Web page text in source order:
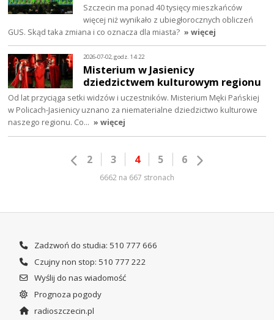
Szczecin ma ponad 40 tysięcy mieszkańców
więcej niż wynikało z ubiegłorocznych obliczeń
GUS. Skąd taka zmiana i co oznacza dla miasta? » więcej
2026-07-02, godz. 14:22
Misterium w Jasienicy
dziedzictwem kulturowym regionu
Od lat przyciąga setki widzów i uczestników. Misterium Męki Pańskiej
w Policach-Jasienicy uznano za niematerialne dziedzictwo kulturowe
naszego regionu. Co… » więcej
2 3 4 5 6
6662 na 667 stronach
Zadzwoń do studia: 510 777 666
Czujny non stop: 510 777 222
Wyślij do nas wiadomość
Prognoza pogody
radioszczecin.pl